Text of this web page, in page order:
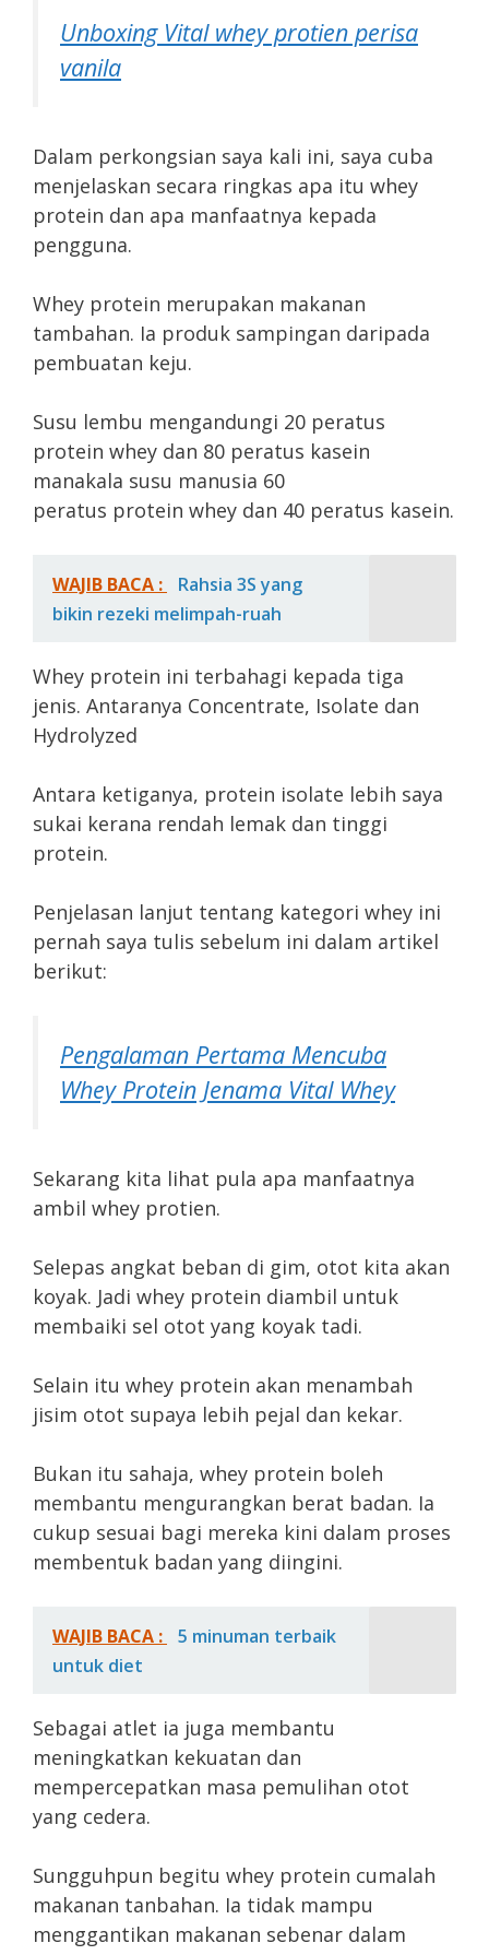
Unboxing Vital whey protien perisa
vanila
Dalam perkongsian saya kali ini, saya cuba
menjelaskan secara ringkas apa itu whey
protein dan apa manfaatnya kepada
pengguna.
Whey protein merupakan makanan
tambahan. Ia produk sampingan daripada
pembuatan keju.
Susu lembu mengandungi 20 peratus
protein whey dan 80 peratus kasein
manakala susu manusia 60
peratus protein whey dan 40 peratus kasein.
WAJIB BACA :
Rahsia 3S yang
bikin rezeki melimpah-ruah
Whey protein ini terbahagi kepada tiga
jenis. Antaranya Concentrate, Isolate dan
Hydrolyzed
Antara ketiganya, protein isolate lebih saya
sukai kerana rendah lemak dan tinggi
protein.
Penjelasan lanjut tentang kategori whey ini
pernah saya tulis sebelum ini dalam artikel
berikut:
Pengalaman Pertama Mencuba
Whey Protein Jenama Vital Whey
Sekarang kita lihat pula apa manfaatnya
ambil whey protien.
Selepas angkat beban di gim, otot kita akan
koyak. Jadi whey protein diambil untuk
membaiki sel otot yang koyak tadi.
Selain itu whey protein akan menambah
jisim otot supaya lebih pejal dan kekar.
Bukan itu sahaja, whey protein boleh
membantu mengurangkan berat badan. Ia
cukup sesuai bagi mereka kini dalam proses
membentuk badan yang diingini.
WAJIB BACA :
5 minuman terbaik
untuk diet
Sebagai atlet ia juga membantu
meningkatkan kekuatan dan
mempercepatkan masa pemulihan otot
yang cedera.
Sungguhpun begitu whey protein cumalah
makanan tanbahan. Ia tidak mampu
menggantikan makanan sebenar dalam